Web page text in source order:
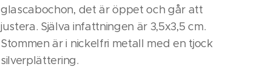
glascabochon, det är öppet och går att
justera. Själva infattningen är 3,5x3,5 cm.
Stommen är i nickelfri metall med en tjock
silverplättering.